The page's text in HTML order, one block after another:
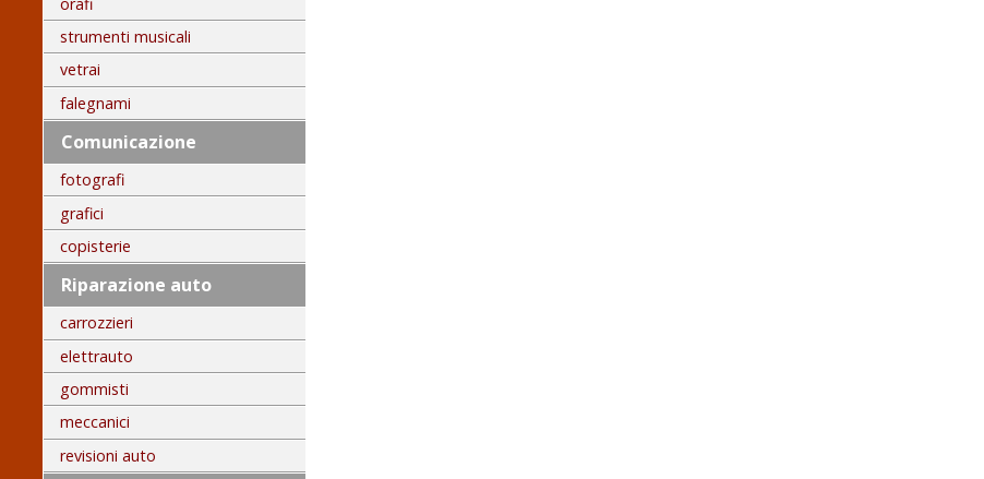
strumenti musicali
vetrai
falegnami
Comunicazione
fotografi
grafici
copisterie
Riparazione auto
carrozzieri
elettrauto
gommisti
meccanici
revisioni auto